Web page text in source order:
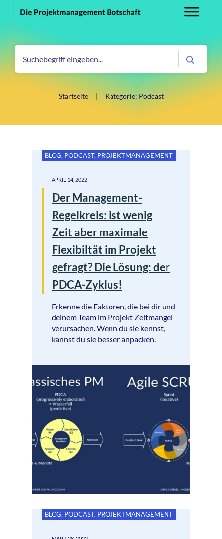
Startseite | Kategorie: Podcast
BLOG, PODCAST, PROJEKTMANAGEMENT
APRIL 14, 2022
Der Management-
Regelkreis: ist wenig
Zeit aber maximale
Flexibiltät im Projekt
gefragt? Die Lösung: der
PDCA-Zyklus!
Erkenne die Faktoren, die bei dir und
deinem Team im Projekt Zeitmangel
verursachen. Wenn du sie kennst,
kannst du sie besser anpacken.
BLOG, PODCAST, PROJEKTMANAGEMENT